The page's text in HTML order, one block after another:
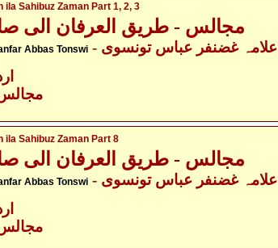
ila Sahibuz Zaman Part 1, 2, 3
مجالس - طریق العرفان الی
Abbas Tonswi - علامہ غضنفر عباس تونسوی
-
-
ila Sahibuz Zaman Part 8
مجالس - طریق العرفان الی
Abbas Tonswi - علامہ غضنفر عباس تونسوی
-
-